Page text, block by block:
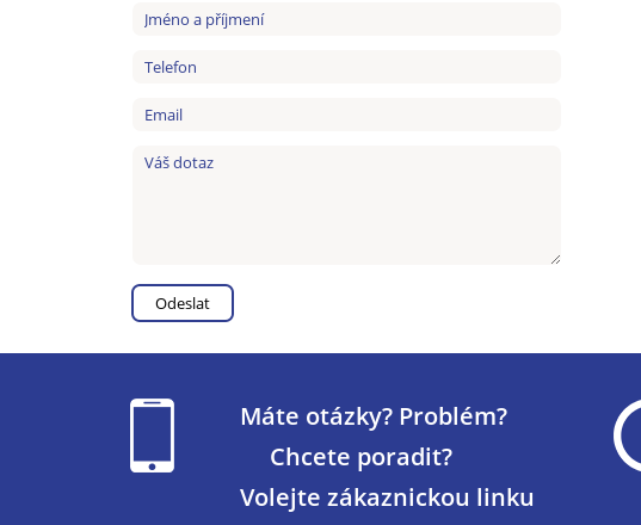
Máte otázky? Problém?
Chcete poradit?
Volejte zákaznickou linku